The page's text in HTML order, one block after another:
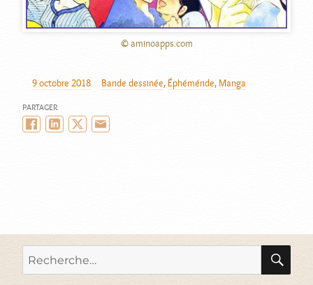
© aminoapps.com
AUTEUR
PUBLIÉ
9 octobre 2018 CATÉGORIES
Bande dessinée, Éphéméride, Manga
PARTAGER
FacebookLinkedInTwitter/X
pour :